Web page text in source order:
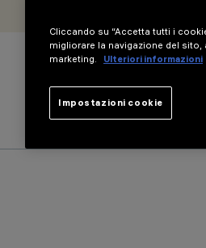
Cliccando su “Accetta tutti i
migliorare la navigazione del
marketing.
Ulteriori informazioni
Impostazioni cookie